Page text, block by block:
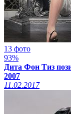
13 фото
93%
Дита Фон Тиз
2007
11.02.2017